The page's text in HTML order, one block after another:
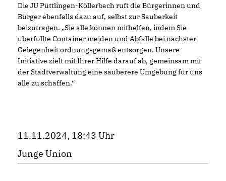
Die JU Püttlingen-Köllerbach ruft die Bürgerinnen und
Bürger ebenfalls dazu auf, selbst zur Sauberkeit
beizutragen. „Sie alle können mithelfen, indem Sie
überfüllte Container meiden und Abfälle bei nächster
Gelegenheit ordnungsgemäß entsorgen. Unsere
Initiative zielt mit Ihrer Hilfe darauf ab, gemeinsam mit
der Stadtverwaltung eine sauberere Umgebung für uns
alle zu schaffen.“
11.11.2024, 18:43 Uhr
Junge Union